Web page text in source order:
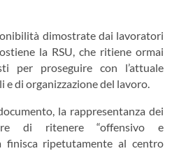
dimostrate dai lavoratori
la RSU, che ritiene ormai
per proseguire con l’attuale
e di organizzazione del lavoro.
la rappresentanza dei
di ritenere “offensivo e
finisca ripetutamente al centro